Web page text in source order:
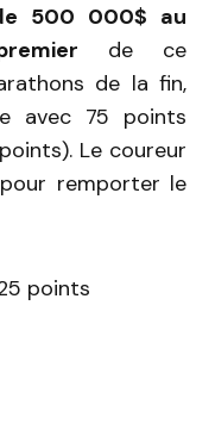
500 000$ au
de ce
de la fin,
avec 75 points
Le coureur
remporter le
points